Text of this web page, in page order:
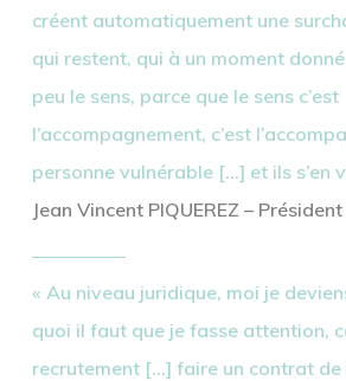
créentautomatiquement une
qui restent, qui à un moment
peu le sens, parce que le sens c’est
l’accompagnement, c’est
personne vulnérable […] et ils s’en
Jean Vincent PIQUEREZ – Président
« Au niveau juridique, moi je
quoi il faut que je fasse attention,
recrutement […] faire un contrat